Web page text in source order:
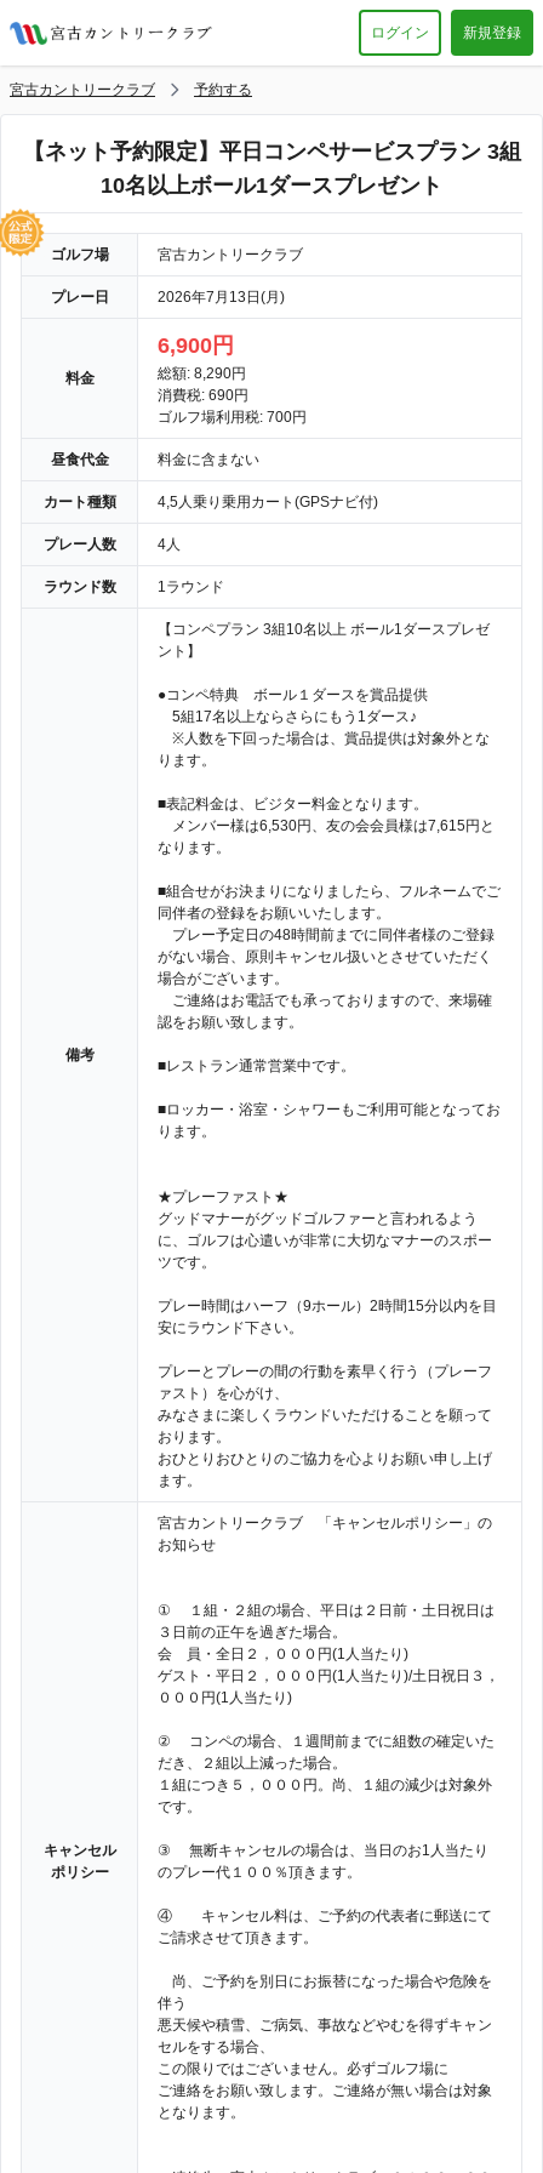
ログイン 新規登録
宮古カントリークラブ 予約する
【ネット予約限定】平日コンペサービスプラン 3組
10名以上ボール1ダースプレゼント
ゴルフ場 宮古カントリークラブ
プレー日 2026年7月13日(月)
料金
6,900円
総額: 8,290円
消費税: 690円
ゴルフ場利用税: 700円
昼食代金 料金に含まない
カート種類 4,5人乗り乗用カート(GPSナビ付)
プレー人数 4人
ラウンド数 1ラウンド
備考
【コンペプラン 3組10名以上 ボール1ダースプレゼ
ント】
●コンペ特典 ボール１ダースを賞品提供
5組17名以上ならさらにもう1ダース♪
※人数を下回った場合は、賞品提供は対象外とな
ります。
■表記料金は、ビジター料金となります。
メンバー様は6,530円、友の会会員様は7,615円と
なります。
■組合せがお決まりになりましたら、フルネームでご
同伴者の登録をお願いいたします。
プレー予定日の48時間前までに同伴者様のご登録
がない場合、原則キャンセル扱いとさせていただく
場合がございます。
ご連絡はお電話でも承っておりますので、来場確
認をお願い致します。
■レストラン通常営業中です。
■ロッカー・浴室・シャワーもご利用可能となってお
ります。
★プレーファスト★
グッドマナーがグッドゴルファーと言われるよう
に、ゴルフは心遣いが非常に大切なマナーのスポー
ツです。
プレー時間はハーフ（9ホール）2時間15分以内を目
安にラウンド下さい。
プレーとプレーの間の行動を素早く行う（プレーフ
ァスト）を心がけ、
みなさまに楽しくラウンドいただけることを願って
おります。
おひとりおひとりのご協力を心よりお願い申し上げ
ます。
キャンセル
ポリシー
宮古カントリークラブ 「キャンセルポリシー」の
お知らせ
① １組・２組の場合、平日は２日前・土日祝日は
３日前の正午を過ぎた場合。
会 員・全日２，０００円(1人当たり)
ゲスト・平日２，０００円(1人当たり)/土日祝日３，
０００円(1人当たり)
② コンペの場合、１週間前までに組数の確定いた
だき、２組以上減った場合。
１組につき５，０００円。尚、１組の減少は対象外
です。
③ 無断キャンセルの場合は、当日のお1人当たり
のプレー代１００％頂きます。
④ キャンセル料は、ご予約の代表者に郵送にて
ご請求させて頂きます。
尚、ご予約を別日にお振替になった場合や危険を
伴う
悪天候や積雪、ご病気、事故などやむを得ずキャン
セルをする場合、
この限りではございません。必ずゴルフ場に
ご連絡をお願い致します。ご連絡が無い場合は対象
となります。